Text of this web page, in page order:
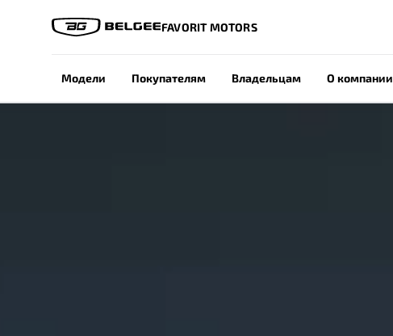
FAVORIT MOTORS
Модели Покупателям Владельцам О компании